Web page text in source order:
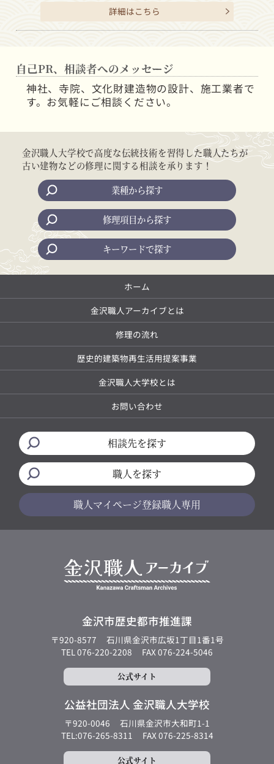
詳細はこちら
自己PR、相談者へのメッセージ
神社、寺院、文化財建造物の設計、施工業者で
す。お気軽にご相談ください。
金沢職人大学校で高度な伝統技術を習得した職人たちが
古い建物などの修理に関する相談を承ります！
業種から探す
修理項目から探す
キーワードで探す
ホーム
金沢職人アーカイブとは
修理の流れ
歴史的建築物再生活用提案事業
金沢職人大学校とは
お問い合わせ
相談先を探す
職人を探す
職人マイページ登録職人専用
金沢市歴史都市推進課
〒920-8577
石川県金沢市広坂1丁目1番1号
TEL 076-220-2208
FAX 076-224-5046
公式サイト
公益社団法人 金沢職人大学校
〒920-0046
石川県金沢市大和町1-1
TEL:076-265-8311
FAX 076-225-8314
公式サイト